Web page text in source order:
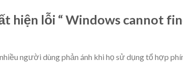
hiện lỗi “ Windows cannot
người dùng phản ánh khi họ sử dụng tổ hợp